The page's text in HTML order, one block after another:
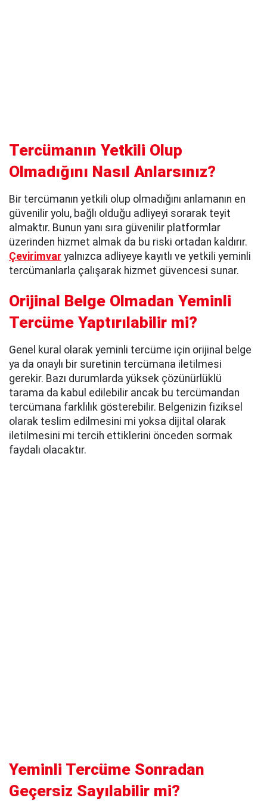
Tercümanın Yetkili Olup
Olmadığını Nasıl Anlarsınız?
Bir tercümanın yetkili olup olmadığını anlamanın en
güvenilir yolu, bağlı olduğu adliyeyi sorarak teyit
almaktır. Bunun yanı sıra güvenilir platformlar
üzerinden hizmet almak da bu riski ortadan kaldırır.
Çevirimvar yalnızca adliyeye kayıtlı ve yetkili yeminli
tercümanlarla çalışarak hizmet güvencesi sunar.
Orijinal Belge Olmadan Yeminli
Tercüme Yaptırılabilir mi?
Genel kural olarak yeminli tercüme için orijinal belge
ya da onaylı bir suretinin tercümana iletilmesi
gerekir. Bazı durumlarda yüksek çözünürlüklü
tarama da kabul edilebilir ancak bu tercümandan
tercümana farklılık gösterebilir. Belgenizin fiziksel
olarak teslim edilmesini mi yoksa dijital olarak
iletilmesini mi tercih ettiklerini önceden sormak
faydalı olacaktır.
Yeminli Tercüme Sonradan
Geçersiz Sayılabilir mi?